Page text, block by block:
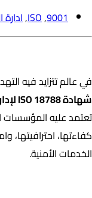
9001
,
ISO
,
في عالم تتزايد فيه
شهادة ISO 18788 لإدارة العمليات الأمنية
تعتمد عليه المؤسسات
كفاءتها، احترافيتها،
الخدمات الأمنية.